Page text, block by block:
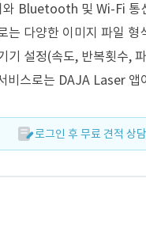
와 Bluetooth 및 Wi-Fi 통
는 다양한 이미지 파일
기 설정(속도, 반복횟수,
비스로는 DAJA Laser 앱
로그인 후 무료 견적 상